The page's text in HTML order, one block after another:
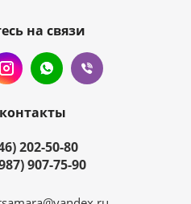
на связи
202-50-80
907-75-90